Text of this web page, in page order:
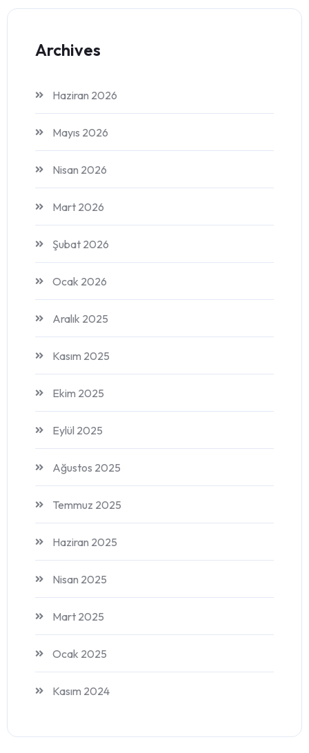
Archives
Haziran 2026
Mayıs 2026
Nisan 2026
Mart 2026
Şubat 2026
Ocak 2026
Aralık 2025
Kasım 2025
Ekim 2025
Eylül 2025
Ağustos 2025
Temmuz 2025
Haziran 2025
Nisan 2025
Mart 2025
Ocak 2025
Kasım 2024